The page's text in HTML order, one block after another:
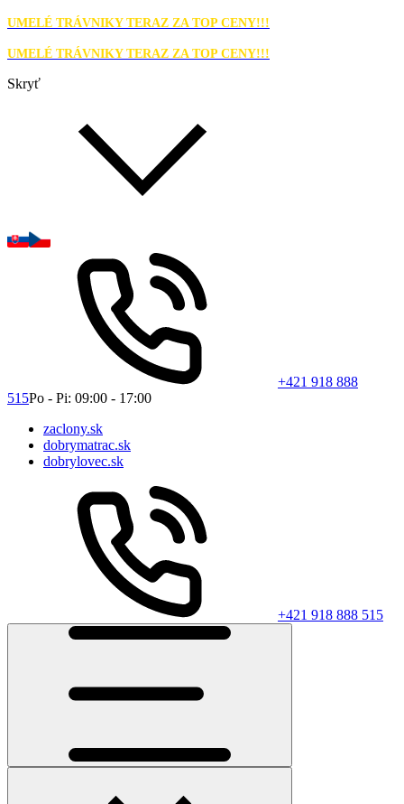
UMELÉ TRÁVNIKY TERAZ ZA TOP CENY!!!
UMELÉ TRÁVNIKY TERAZ ZA TOP CENY!!!
Skryť
+421 918 888
515Po - Pi: 09:00 - 17:00
zaclony.sk
dobrymatrac.sk
dobrylovec.sk
+421 918 888 515